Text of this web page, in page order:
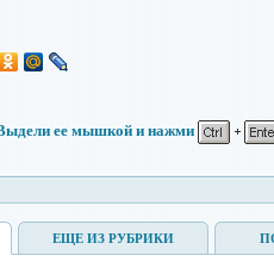
ее мышкой и нажми
ЕЩЕ ИЗ РУБРИКИ